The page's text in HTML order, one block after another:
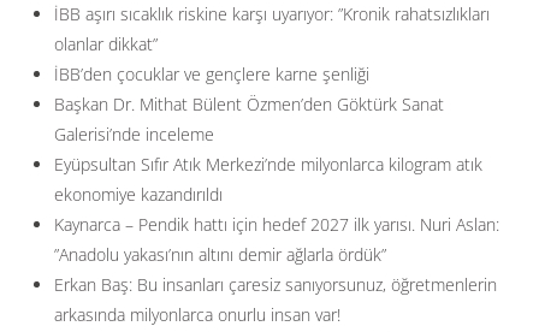
İBB aşırı sıcaklık riskine karşı uyarıyor: ”Kronik rahatsızlıkları
olanlar dikkat”
İBB’den çocuklar ve gençlere karne şenliği
Başkan Dr. Mithat Bülent Özmen’den Göktürk Sanat
Galerisi’nde inceleme
Eyüpsultan Sıfır Atık Merkezi’nde milyonlarca kilogram atık
ekonomiye kazandırıldı
Kaynarca – Pendik hattı için hedef 2027 ilk yarısı. Nuri Aslan:
”Anadolu yakası’nın altını demir ağlarla ördük”
Erkan Baş: Bu insanları çaresiz sanıyorsunuz, öğretmenlerin
arkasında milyonlarca onurlu insan var!